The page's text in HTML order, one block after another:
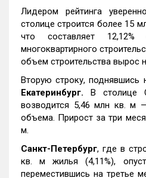
Лидером рейтинга
столице строится более 15
что составляет
многоквартирного
объем строительства вырос
Вторую строку, поднявшись
Екатеринбург. В столице
возводится 5,46 млн кв. м
объема. Прирост за три
м.
Санкт-Петербург, где в
кв. м жилья (4,11%),
переместившись на третье